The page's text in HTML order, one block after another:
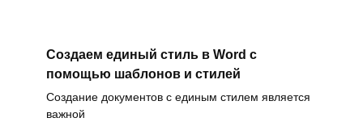
Создаем единый стиль в Word с
помощью шаблонов и стилей
Создание документов с единым стилем является
важной